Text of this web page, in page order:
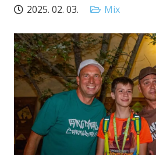
2025. 02. 03. Mix